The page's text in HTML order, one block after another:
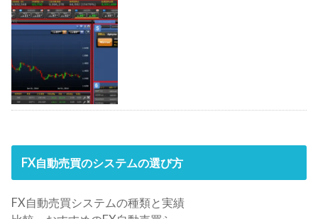
FX自動売買のシステムの選び方
FX自動売買システムの種類と実績